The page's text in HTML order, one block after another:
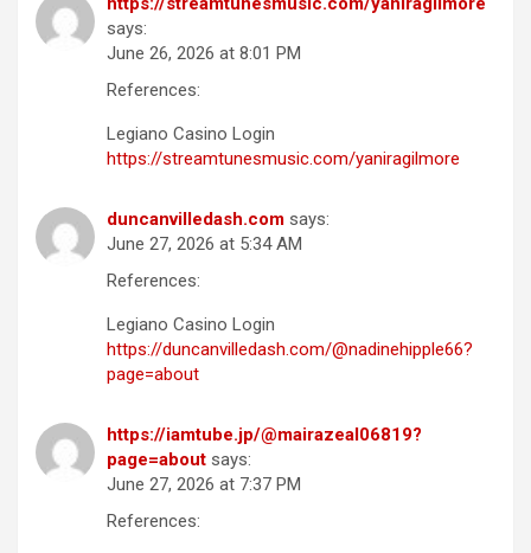
says:
June 26, 2026 at 8:01 PM
References:
Legiano Casino Login
https://streamtunesmusic.com/yaniragilmore
duncanvilledash.com says:
June 27, 2026 at 5:34 AM
References:
Legiano Casino Login
https://duncanvilledash.com/@nadinehipple66?
page=about
https://iamtube.jp/@mairazeal06819?
page=about says:
June 27, 2026 at 7:37 PM
References: